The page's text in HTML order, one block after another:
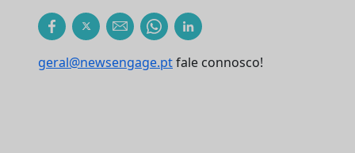
geral@newsengage.ptfale connosco!